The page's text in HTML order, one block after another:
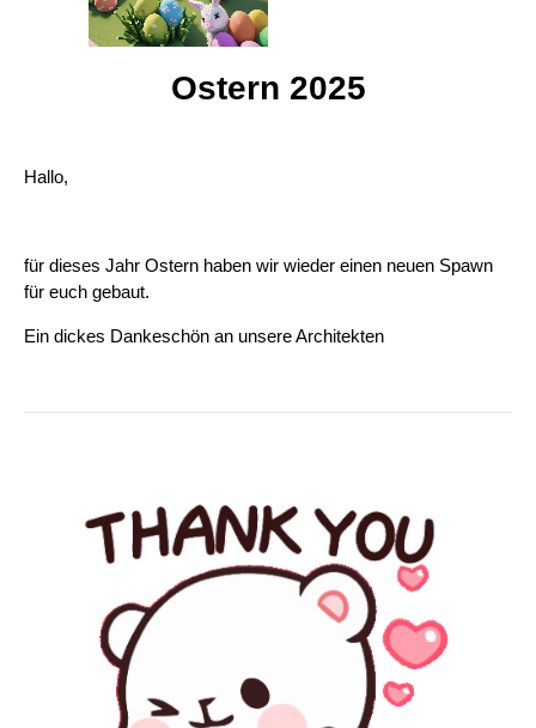
Ostern 2025
Hallo,
für dieses Jahr Ostern haben wir wieder einen neuen Spawn
für euch gebaut.
Ein dickes Dankeschön an unsere Architekten